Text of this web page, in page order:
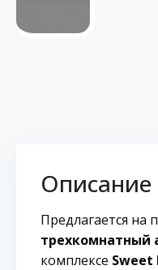
Описание
Предлагается на
трехкомнатный
комплексе Sweet